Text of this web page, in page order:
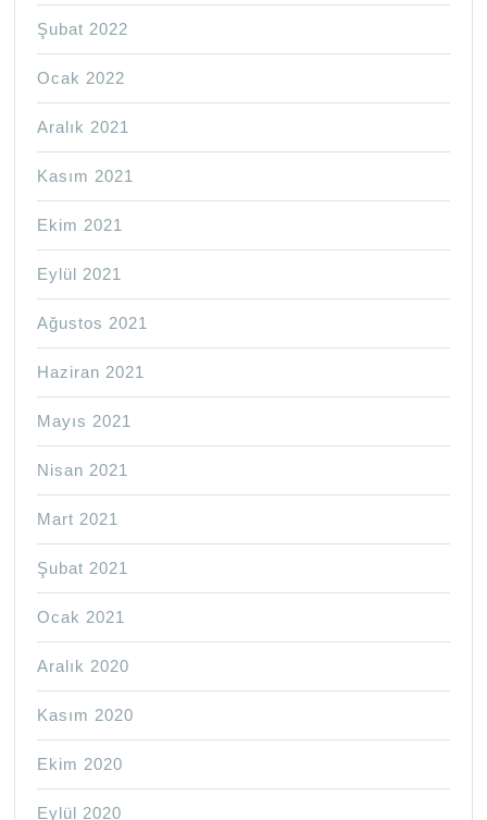
Şubat 2022
Ocak 2022
Aralık 2021
Kasım 2021
Ekim 2021
Eylül 2021
Ağustos 2021
Haziran 2021
Mayıs 2021
Nisan 2021
Mart 2021
Şubat 2021
Ocak 2021
Aralık 2020
Kasım 2020
Ekim 2020
Eylül 2020